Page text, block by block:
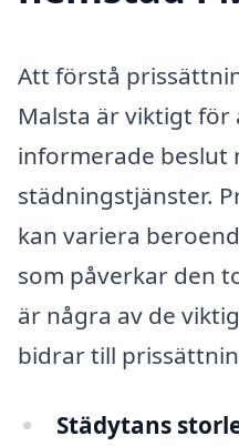
Att förstå
Malsta är viktigt
informerade beslut
städningstjänster.
kan variera
som påverkar den
är några av de
bidrar till
Städytans